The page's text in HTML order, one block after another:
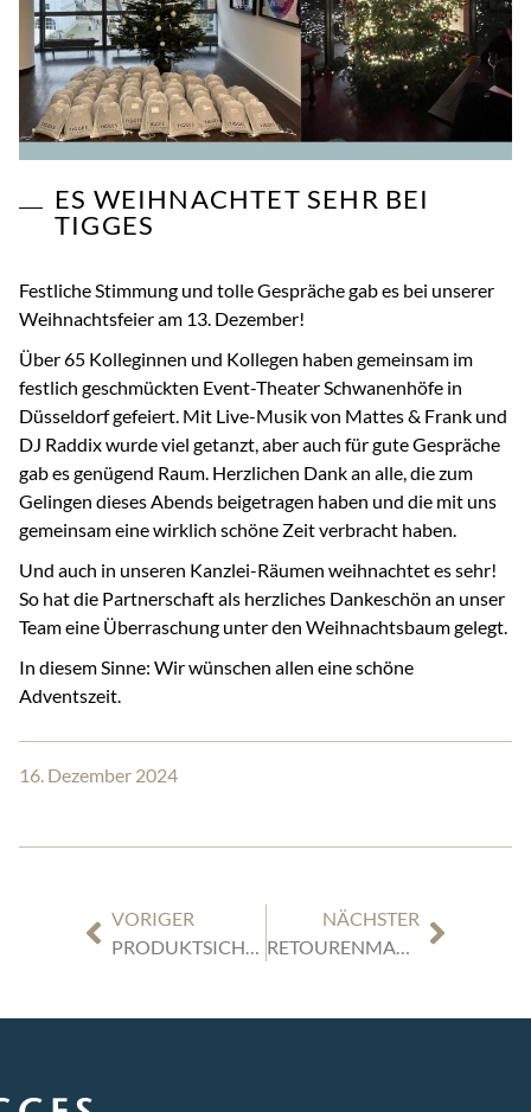
ES WEIHNACHTET SEHR BEI
TIGGES
Festliche Stimmung und tolle Gespräche gab es bei unserer
Weihnachtsfeier am 13. Dezember!
Über 65 Kolleginnen und Kollegen haben gemeinsam im
festlich geschmückten Event-Theater Schwanenhöfe in
Düsseldorf gefeiert. Mit Live-Musik von Mattes & Frank und
DJ Raddix wurde viel getanzt, aber auch für gute Gespräche
gab es genügend Raum. Herzlichen Dank an alle, die zum
Gelingen dieses Abends beigetragen haben und die mit uns
gemeinsam eine wirklich schöne Zeit verbracht haben.
Und auch in unseren Kanzlei-Räumen weihnachtet es sehr!
So hat die Partnerschaft als herzliches Dankeschön an unser
Team eine Überraschung unter den Weihnachtsbaum gelegt.
In diesem Sinne: Wir wünschen allen eine schöne
Adventszeit.
16. Dezember 2024
VORIGER
PRODUKTSICHERHEITSRECHT: WAS SIE ZUR NEUEN EU-VERORDNUNG WISSEN MÜSSEN
NÄCHSTER
RETOURENMANAGEMENT RECHTSSICHER GESTALTEN: WAS ONLINEHÄNDLER BEACHTEN SOLLTEN